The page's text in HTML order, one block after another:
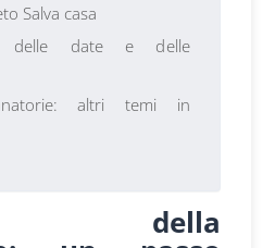
Salva casa
delle date e delle
altri temi in
della